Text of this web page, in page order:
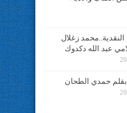
زغلال
عبد الله دكدوك
حمدي الطحان